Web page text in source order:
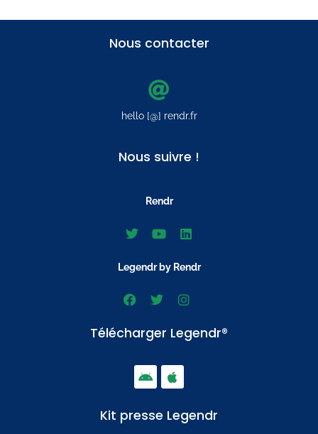
Nous contacter
hello [@] rendr.fr
Nous suivre !
Rendr
Legendr by Rendr
Télécharger Legendr®
Kit presse Legendr